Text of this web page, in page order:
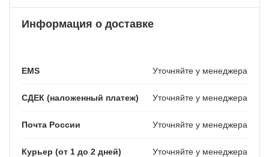
Информация о доставке
EMS Уточняйте у менеджера
СДЕК (наложенный платеж) Уточняйте у менеджера
Почта России Уточняйте у менеджера
Курьер (от 1 до 2 дней) Уточняйте у менеджера